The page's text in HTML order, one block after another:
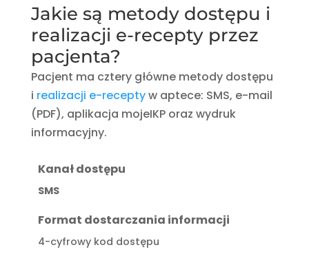
Jakie są metody dostępu i
realizacji e-recepty przez
pacjenta?
Pacjent ma cztery główne metody dostępu
i realizacji e-receptyw aptece: SMS, e-mail
(PDF), aplikacja mojeIKP oraz wydruk
informacyjny.
Kanał dostępu
SMS
Format dostarczania informacji
4-cyfrowy kod dostępu